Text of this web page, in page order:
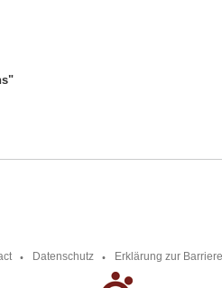
Datenschutz Erklärung zur